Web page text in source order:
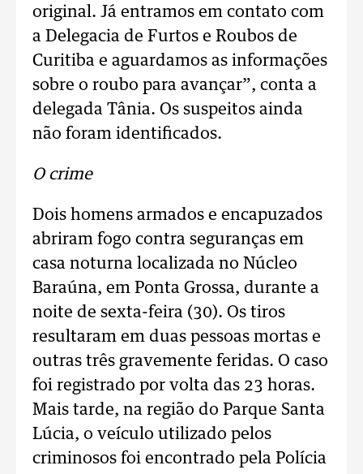
original. Já entramos em contato com
a Delegacia de Furtos e Roubos de
Curitiba e aguardamos as informações
sobre o roubo para avançar”, conta a
delegada Tânia. Os suspeitos ainda
não foram identificados.
O crime
Dois homens armados e encapuzados
abriram fogo contra seguranças em
casa noturna localizada no Núcleo
Baraúna, em Ponta Grossa, durante a
noite de sexta-feira (30). Os tiros
resultaram em duas pessoas mortas e
outras três gravemente feridas. O caso
foi registrado por volta das 23 horas.
Mais tarde, na região do Parque Santa
Lúcia, o veículo utilizado pelos
criminosos foi encontrado pela Polícia